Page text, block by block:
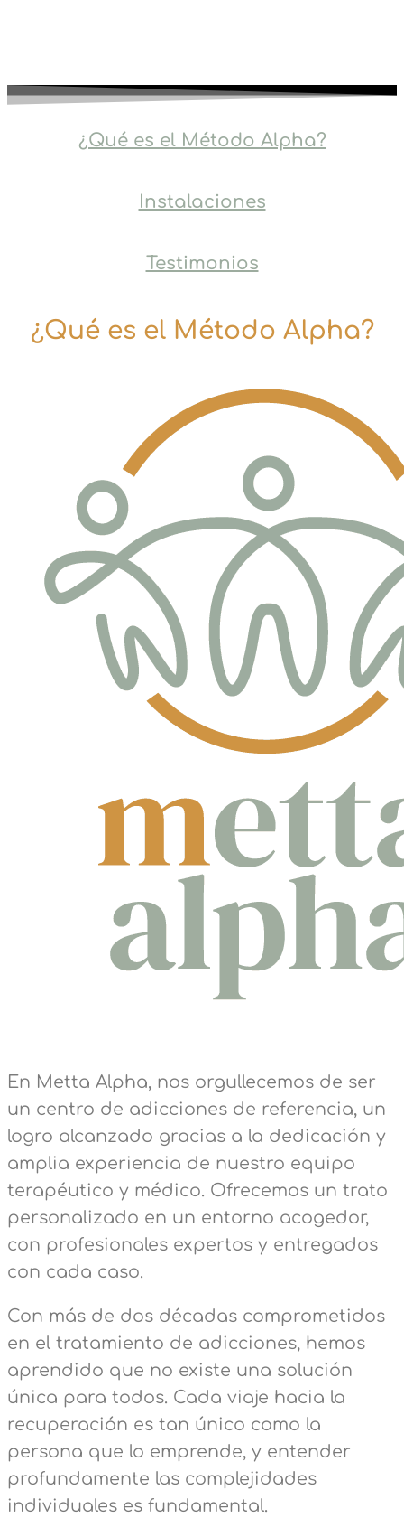
¿Qué es el Método Alpha?
Instalaciones
Testimonios
¿Qué es el Método Alpha?
En Metta Alpha, nos orgullecemos de ser
un centro de adicciones de referencia, un
logro alcanzado gracias a la dedicación y
amplia experiencia de nuestro equipo
terapéutico y médico. Ofrecemos un trato
personalizado en un entorno acogedor,
con profesionales expertos y entregados
con cada caso.
Con más de dos décadas comprometidos
en el tratamiento de adicciones, hemos
aprendido que no existe una solución
única para todos. Cada viaje hacia la
recuperación es tan único como la
persona que lo emprende, y entender
profundamente las complejidades
individuales es fundamental.